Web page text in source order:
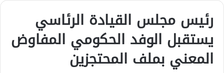
رئيس مجلس القيادة الرئاسي
يستقبل الوفد الحكومي المفاوض
المعني بملف المحتجزين